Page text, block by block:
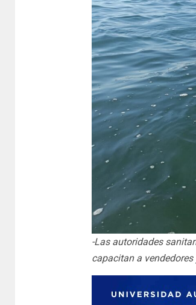
-Las autoridades
capacitan a